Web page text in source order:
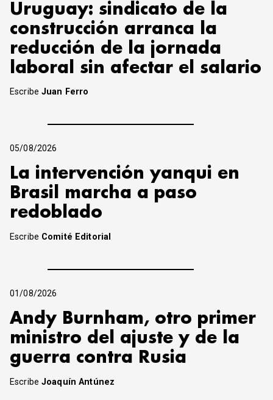
Uruguay: sindicato de la
construcción arranca la
reducción de la jornada
laboral sin afectar el salario
EscribeJuan Ferro
05/08/2026
La intervención yanqui en
Brasil marcha a paso
redoblado
Escribe Comité Editorial
01/08/2026
Andy Burnham, otro primer
ministro del ajuste y de la
guerra contra Rusia
EscribeJoaquín Antúnez